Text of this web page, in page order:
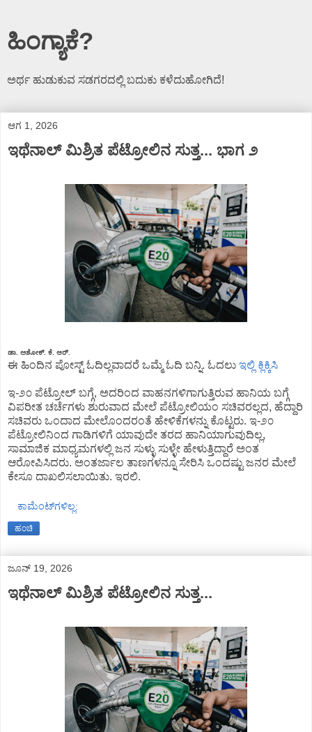
ಹಿಂಗ್ಯಾಕೆ?
ಅರ್ಥ ಹುಡುಕುವ ಸಡಗರದಲ್ಲಿ ಬದುಕು ಕಳೆದುಹೋಗಿದೆ!
ಆಗ 1, 2026
ಇಥೆನಾಲ್‌ ಮಿಶ್ರಿತ ಪೆಟ್ರೋಲಿನ ಸುತ್ತ... ಭಾಗ ೨
ಡಾ. ಅಶೋಕ್. ಕೆ. ಆರ್.
ಈ ಹಿಂದಿನ ಪೋಸ್ಟ್‌ ಓದಿಲ್ಲವಾದರೆ ಒಮ್ಮೆ ಓದಿ ಬನ್ನಿ. ಓದಲು ಇಲ್ಲಿ ಕ್ಲಿಕ್ಕಿಸಿ
ಇ-೨೦ ಪೆಟ್ರೋಲ್‌ ಬಗ್ಗೆ, ಅದರಿಂದ ವಾಹನಗಳಿಗಾಗುತ್ತಿರುವ ಹಾನಿಯ ಬಗ್ಗೆ
ವಿಪರೀತ ಚರ್ಚೆಗಳು ಶುರುವಾದ ಮೇಲೆ ಪೆಟ್ರೋಲಿಯಂ ಸಚಿವರಲ್ಲದ, ಹೆದ್ದಾರಿ
ಸಚಿವರು ಒಂದಾದ ಮೇಲೊಂದರಂತೆ ಹೇಳಿಕೆಗಳನ್ನು ಕೊಟ್ಟರು. ಇ-೨೦
ಪೆಟ್ರೋಲಿನಿಂದ ಗಾಡಿಗಳಿಗೆ ಯಾವುದೇ ತರದ ಹಾನಿಯಾಗುವುದಿಲ್ಲ,
ಸಾಮಾಜಿಕ ಮಾಧ್ಯಮಗಳಲ್ಲಿ ಜನ ಸುಳ್ಳು ಸುಳ್ಳೇ ಹೇಳುತ್ತಿದ್ದಾರೆ ಅಂತ
ಆರೋಪಿಸಿದರು. ಅಂತರ್ಜಾಲ ತಾಣಗಳನ್ನೂ ಸೇರಿಸಿ ಒಂದಷ್ಟು ಜನರ ಮೇಲೆ
ಕೇಸೂ ದಾಖಲಿಸಲಾಯಿತು. ಇರಲಿ.
ಕಾಮೆಂಟ್‌ಗಳಿಲ್ಲ:
ಹಂಚಿ
ಜೂನ್ 19, 2026
ಇಥೆನಾಲ್‌ ಮಿಶ್ರಿತ ಪೆಟ್ರೋಲಿನ ಸುತ್ತ...